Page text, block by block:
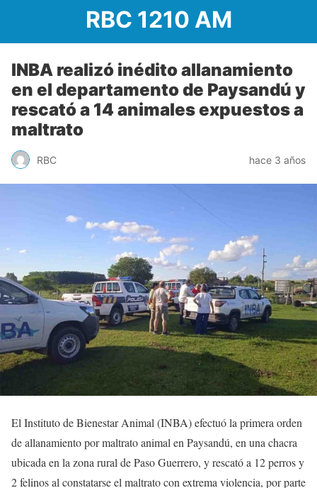
RBC 1210 AM
INBA realizó inédito allanamiento
en el departamento de Paysandú y
rescató a 14 animales expuestos a
maltrato
RBC hace 3 años
El Instituto de Bienestar Animal (INBA) efectuó la primera orden
de allanamiento por maltrato animal en Paysandú, en una chacra
ubicada en la zona rural de Paso Guerrero, y rescató a 12 perros y
2 felinos al constatarse el maltrato con extrema violencia, por parte